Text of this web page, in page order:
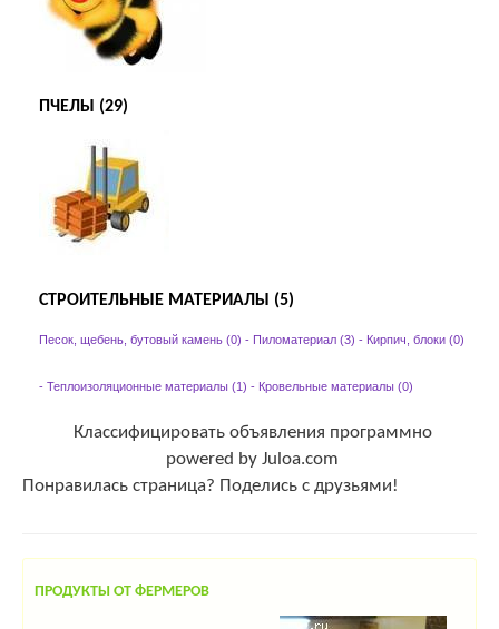
ПЧЕЛЫ (29)
СТРОИТЕЛЬНЫЕ МАТЕРИАЛЫ (5)
Песок, щебень, бутовый камень (0) - Пиломатериал (3) - Кирпич, блоки (0)
- Теплоизоляционные материалы (1) - Кровельные материалы (0)
Классифицировать объявления программно
powered by Juloa.com
Понравилась страница? Поделись с друзьями!
ПРОДУКТЫ ОТ ФЕРМЕРОВ